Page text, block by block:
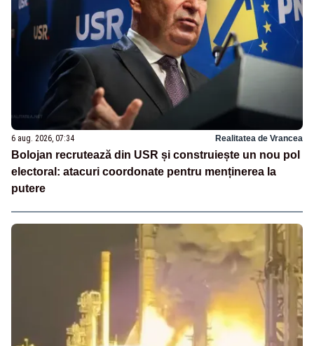
6 aug. 2026, 07:34 Realitatea de Vrancea
Bolojan recrutează din USR și construiește un nou pol
electoral: atacuri coordonate pentru menținerea la
putere